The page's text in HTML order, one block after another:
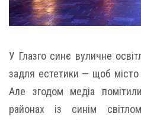
У Глазго синє вуличне
задля естетики — щоб
Але згодом медіа
районах із синім